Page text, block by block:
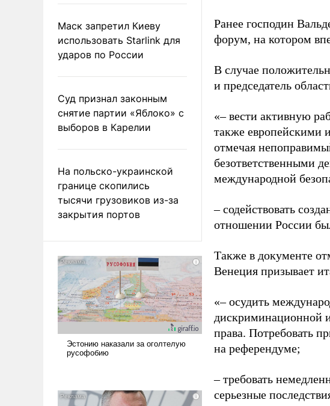
Маск запретил Киеву
использовать Starlink для
ударов по России
Суд признал законным
снятие партии «Яблоко» с
выборов в Карелии
На польско-украинской
границе скопились
тысячи грузовиков из-за
закрытия портов
Ранее господин
форум, на котором
В случае
и председатель
«– вести активную
также европейскими
отмечая
безответственными
международной
– содействовать
отношении России
Также в документе
Венеция призывает
«– осудить
дискриминационной
права. Потребовать
на референдуме;
– требовать
серьезные